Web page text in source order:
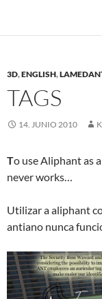
3D,ENGLISH,
TAGS
14. JUNIO 2010
To use Aliphant as
never works…
Utilizar a aliphant
antiano nunca